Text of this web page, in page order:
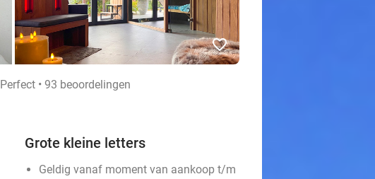
favorite_border
Perfect • 93 beoordelingen
Grote kleine letters
Geldig vanaf moment van aankoop t/m